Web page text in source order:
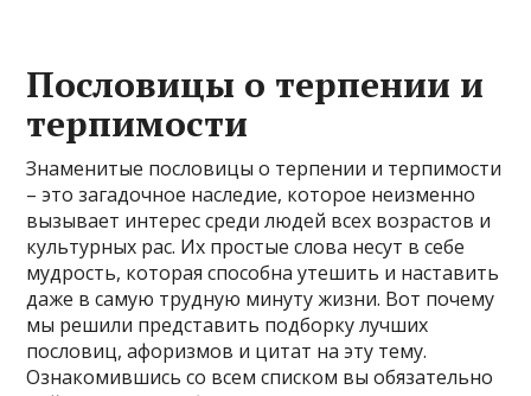
Пословицы о терпении и
терпимости
Знаменитые пословицы о терпении и терпимости
– это загадочное наследие, которое неизменно
вызывает интерес среди людей всех возрастов и
культурных рас. Их простые слова несут в себе
мудрость, которая способна утешить и наставить
даже в самую трудную минуту жизни. Вот почему
мы решили представить подборку лучших
пословиц, афоризмов и цитат на эту тему.
Ознакомившись со всем списком вы обязательно